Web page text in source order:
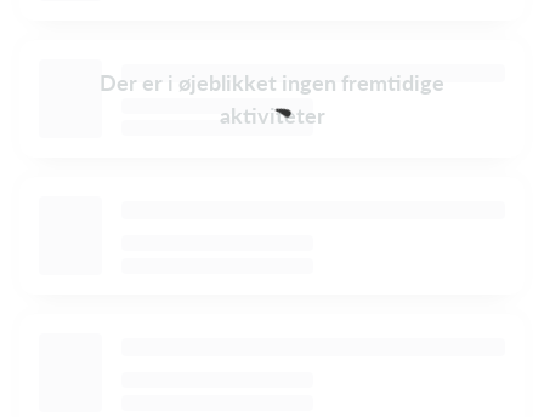
Der er i øjeblikket ingen fremtidige
aktiviteter